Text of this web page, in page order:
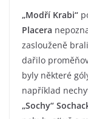
„Modří Krabi“
Placera
zaslouženě
dařilo
byly některé
například
„Sochy“